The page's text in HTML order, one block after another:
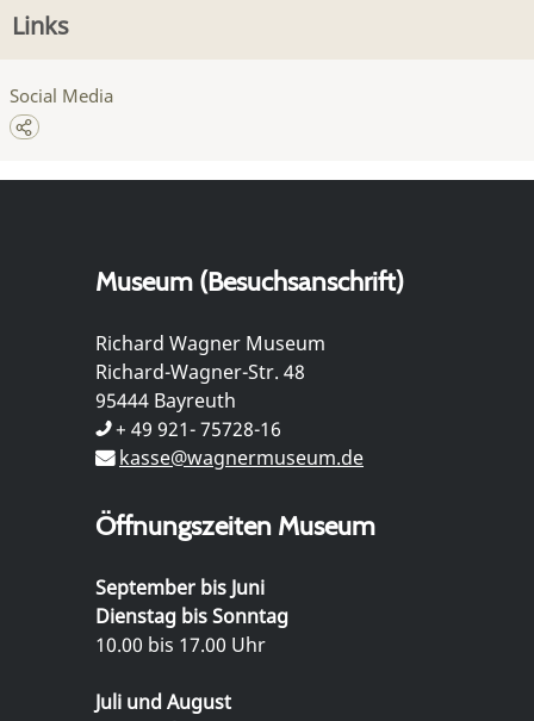
Links
Social Media
Museum (Besuchsanschrift)
Richard Wagner Museum
Richard-Wagner-Str. 48
95444 Bayreuth
+ 49 921- 75728-16
kasse@wagnermuseum.de
Öffnungszeiten Museum
September bis Juni
Dienstag bis Sonntag
10.00 bis 17.00 Uhr
Juli und August